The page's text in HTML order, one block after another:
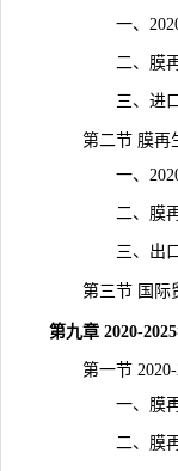
一、2020-
二、膜再生
三、进口产
第二节 膜再
一、2020-
二、膜再生
三、出口产
第三节 国际
第九章 2020-
第一节 2020-
一、膜再生
二、膜再生